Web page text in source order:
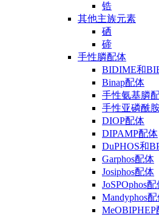
锆
其他主族元素
硒
碲
手性膦配体
BIDIME和
Binap配体
手性氨基膦
手性亚磷酰
DIOP配体
DIPAMP配体
DuPHOS和
Garphos配体
Josiphos配体
JoSPOphos
Mandyphos
MeOBIPHEP